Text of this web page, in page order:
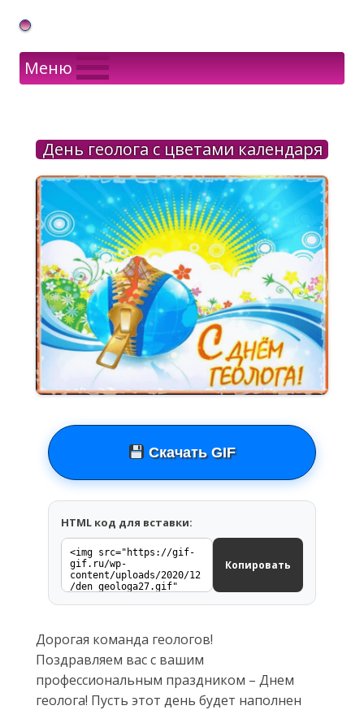
Gif Открытки в подарок
Меню
День геолога с цветами календаря
Скачать GIF
HTML код для вставки:
Копировать
Дорогая команда геологов!
Поздравляем вас с вашим
профессиональным праздником – Днем
геолога! Пусть этот день будет наполнен